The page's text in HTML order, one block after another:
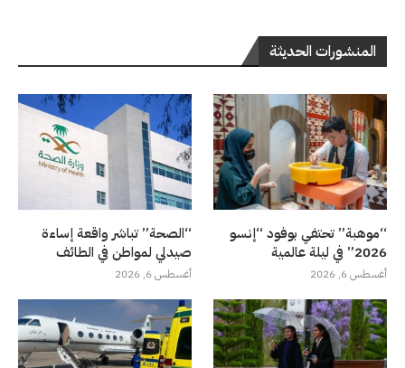
المنشورات الحديثة
“موهبة” تحتفي بوفود “إنسو
2026” في ليلة عالمية
أغسطس 6, 2026
“الصحة” تباشر واقعة إساءة
صيدلي لمواطن في الطائف
أغسطس 6, 2026